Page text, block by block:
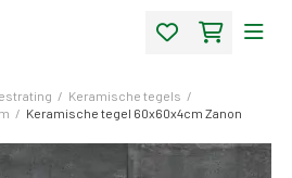
/ Keramische tegels /
/ Keramische tegel 60x60x4cm Zanon